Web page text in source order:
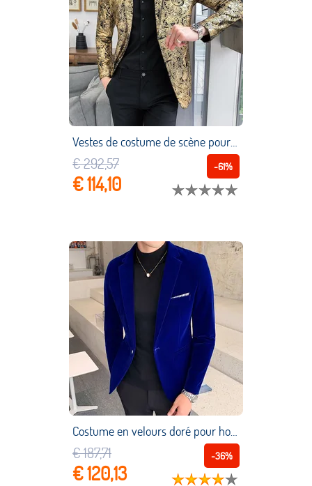
Vestes de costume de scène pour hommes, vêtements de marque, Paisley Floral, vin rouge doré, Blazer élégant de mariage, grande taille 2021, S 5XL
-61%
€ 292,57
€ 114,10
Costume en velours doré pour homme, vêtements de marque, slim, de haute qualité, blazer d'affaires, robe de mariée, veste masculine, 2021
-36%
€ 187,71
€ 120,13